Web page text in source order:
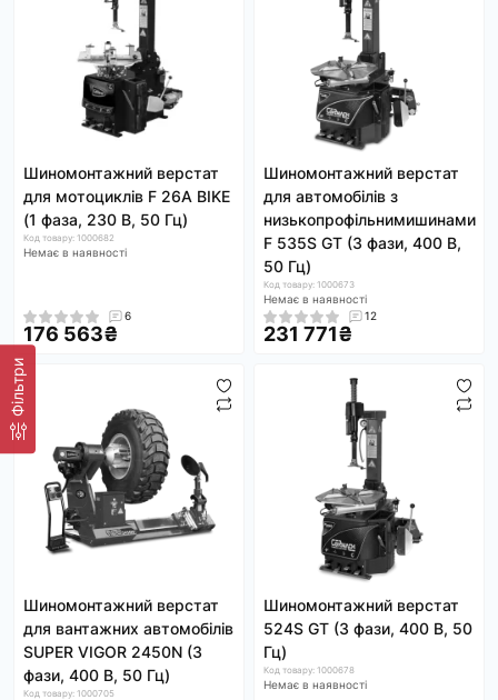
Фільтри
Шиномонтажний верстат
для мотоциклів F 26A BIKE
(1 фаза, 230 В, 50 Гц)
Код товару: 1000682
Немає в наявності
6
176 563₴
Шиномонтажний верстат
для автомобілів з
низькопрофільнимишинами
F 535S GT (3 фази, 400 В,
50 Гц)
Код товару: 1000673
Немає в наявності
12
231 771₴
Шиномонтажний верстат
для вантажних автомобілів
SUPER VIGOR 2450N (3
фази, 400 В, 50 Гц)
Код товару: 1000705
Шиномонтажний верстат
524S GT (3 фази, 400 В, 50
Гц)
Код товару: 1000678
Немає в наявності